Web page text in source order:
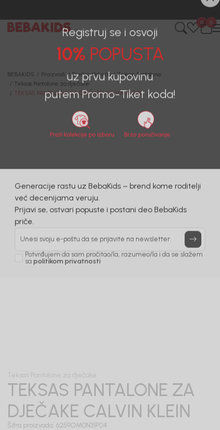
0 0
BEBAKIDS Proizvodi Dječija Odjeća
Teksas Pantalone
Teksas Pantalone za dječake
TEKSAS PANTALONE ZA DJEČAKE CALVIN KLEIN
Teksas Pantalone za dječake
TEKSAS PANTALONE ZA
DJEČAKE CALVIN KLEIN
Šifra proizvoda: 6259OM0N31P04
Registruj se i osvoji
10%POPUSTA
uz prvu kupovinu
Generacije rastu uz BebaKids – brend kome roditelji
već decenijama veruju.
Prijavi se, ostvari popuste i postani deo BebaKids
priče.
Unesi svoju e-poštu da se prijavite na newsletter.
Potvrđujem da sam pročitao/la, razumeo/la i da se slažem